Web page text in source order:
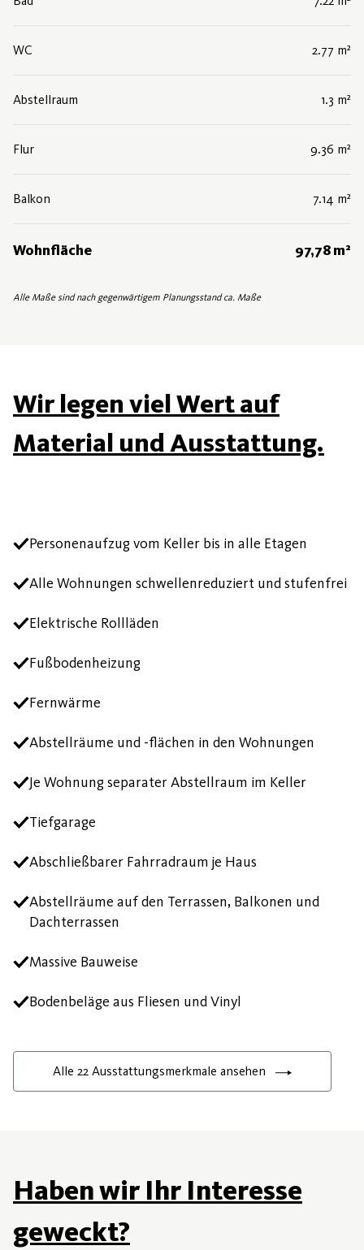
WC 2.77 m²
Abstellraum 1.3 m²
Flur 9.36 m²
Balkon 7.14 m²
Wohnfläche 97,78 m²
Alle Maße sind nach gegenwärtigem Planungsstand ca. Maße
Wir legen viel Wert auf
Material und Ausstattung.
Personenaufzug vom Keller bis in alle Etagen
Alle Wohnungen schwellenreduziert und stufenfrei
Elektrische Rollläden
Fußbodenheizung
Fernwärme
Abstellräume und -flächen in den Wohnungen
Je Wohnung separater Abstellraum im Keller
Tiefgarage
Abschließbarer Fahrradraum je Haus
Abstellräume auf den Terrassen, Balkonen und
Dachterrassen
Massive Bauweise
Bodenbeläge aus Fliesen und Vinyl
Alle 22 Ausstattungsmerkmale ansehen
Haben wir Ihr Interesse
geweckt?